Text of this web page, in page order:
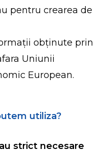
pentru crearea de
obținute prin
Uniunii
European.
utiliza?
strict necesare